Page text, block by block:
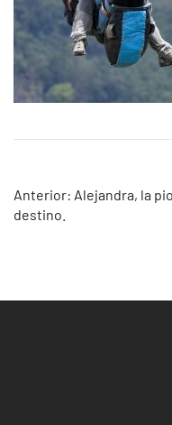
Navegación
de
Anterior: Alejandra, la
destino.